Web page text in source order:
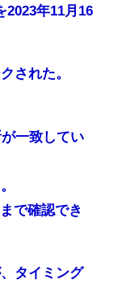
2023年11月16
された。
一致してい
で確認でき
タイミング